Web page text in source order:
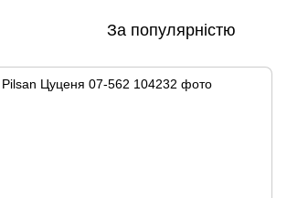
За популярністю